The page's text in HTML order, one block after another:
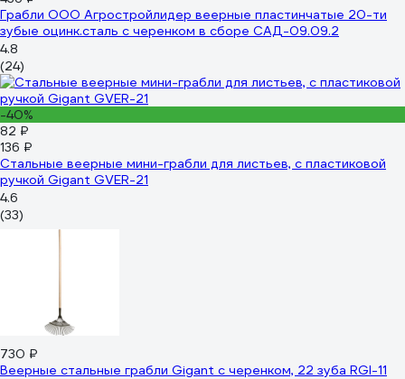
Грабли ООО Агростройлидер веерные пластинчатые 20-ти
зубые оцинк.сталь с черенком в сборе САД-09.09.2
4.8
(24)
-40%
82 ₽
136 ₽
Стальные веерные мини-грабли для листьев, с пластиковой
ручкой Gigant GVER-21
4.6
(33)
730 ₽
Веерные стальные грабли Gigant с черенком, 22 зуба RGI-11